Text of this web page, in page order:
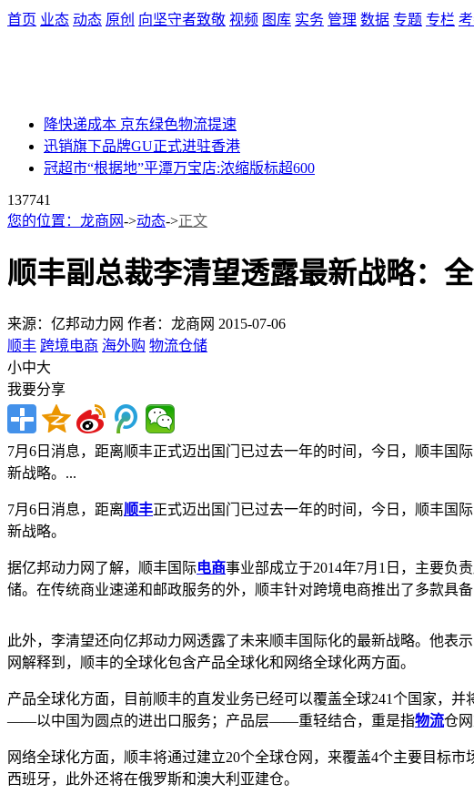
首页 业态 动态 原创 向坚守者致敬 视频 图库 实务 管理 数据 专题 专栏
降快递成本 京东绿色物流提速
迅销旗下品牌GU正式进驻香港
冠超市“根据地”平潭万宝店:浓缩版标超600
137741
您的位置： 龙商网->动态->正文
顺丰副总裁李清望透露最新战略：
来源：亿邦动力网 作者：龙商网 2015-07-06
顺丰 跨境电商 海外购 物流仓储
小中大
我要分享
7月6日消息，距离顺丰正式迈出国门已过去一年的时间，今日，顺丰国
新战略。...
7月6日消息，距离顺丰正式迈出国门已过去一年的时间，今日，顺丰国
新战略。
据亿邦动力网了解，顺丰国际电商事业部成立于2014年7月1日，主要负
储。在传统商业速递和邮政服务的外，顺丰针对跨境电商推出了多款具备
此外，李清望还向亿邦动力网透露了未来顺丰国际化的最新战略。他表
网解释到，顺丰的全球化包含产品全球化和网络全球化两方面。
产品全球化方面，目前顺丰的直发业务已经可以覆盖全球241个国家，
——以中国为圆点的进出口服务；产品层——重轻结合，重是指物流仓
网络全球化方面，顺丰将通过建立20个全球仓网，来覆盖4个主要目标
西班牙，此外还将在俄罗斯和澳大利亚建仓。